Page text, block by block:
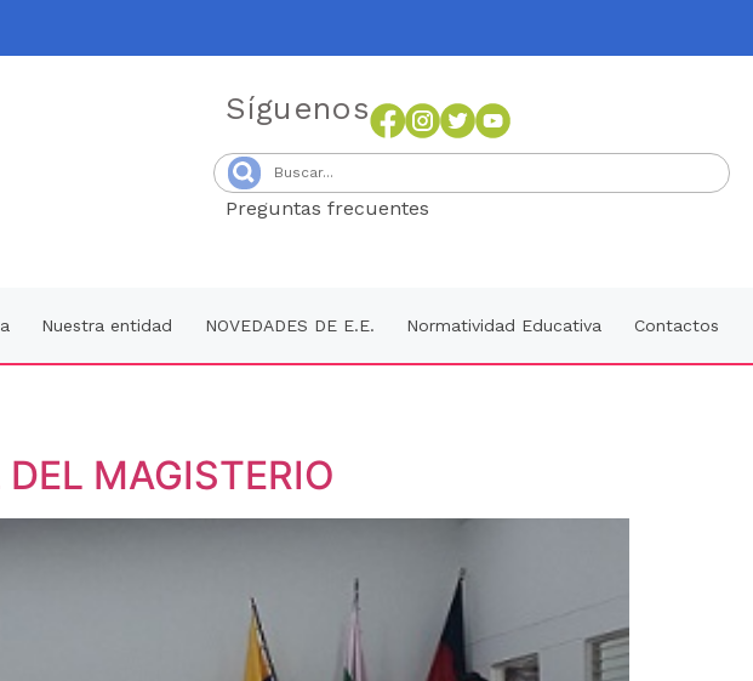
Síguenos
Preguntas frecuentes
Nuestra entidad NOVEDADES DE E.E. Normatividad Educativa Contactos
MAGISTERIO